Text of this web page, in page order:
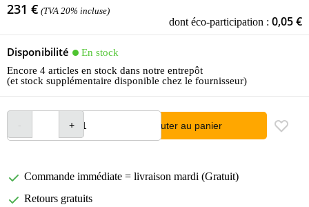
231 € (TVA 20% incluse)
dont éco-participation : 0,05 €
Disponibilité
En stock
Encore 4 articles en stock dans notre entrepôt
(et stock supplémentaire disponible chez le fournisseur)
Ajouter au panier
Commande immédiate = livraison mardi (Gratuit)
Retours gratuits